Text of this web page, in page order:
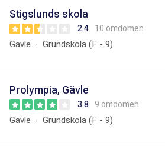
Stigslunds skola
2.4 10 omdömen
Gävle Grundskola (F - 9)
Prolympia, Gävle
3.8 9 omdömen
Gävle Grundskola (F - 9)